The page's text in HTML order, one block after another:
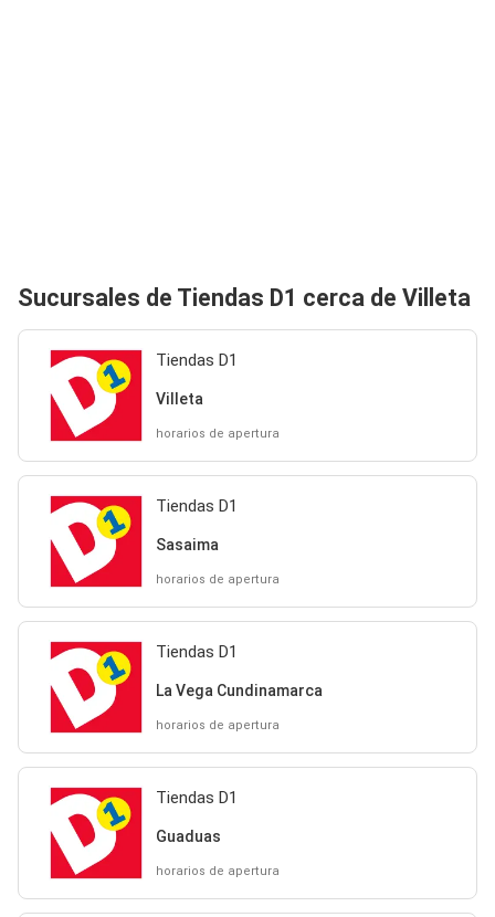
Sucursales de Tiendas D1 cerca de Villeta
Tiendas D1
Villeta
horarios de apertura
Tiendas D1
Sasaima
horarios de apertura
Tiendas D1
La Vega Cundinamarca
horarios de apertura
Tiendas D1
Guaduas
horarios de apertura